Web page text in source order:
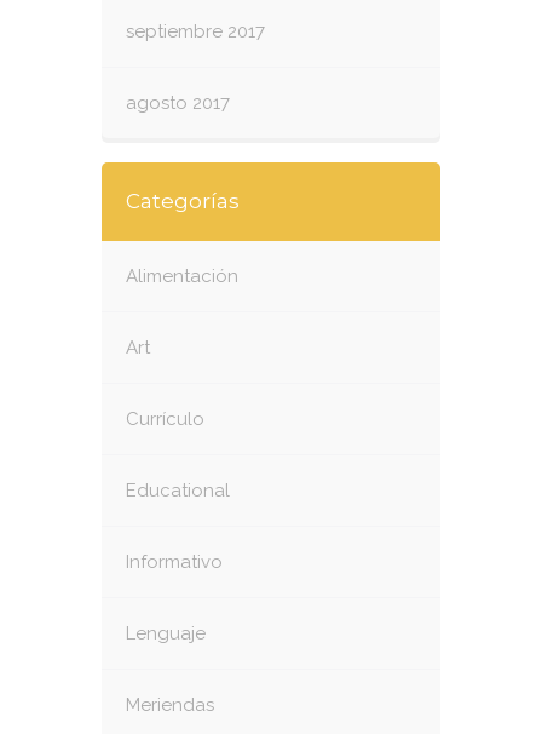
septiembre 2017
agosto 2017
Categorías
Alimentación
Art
Currículo
Educational
Informativo
Lenguaje
Meriendas